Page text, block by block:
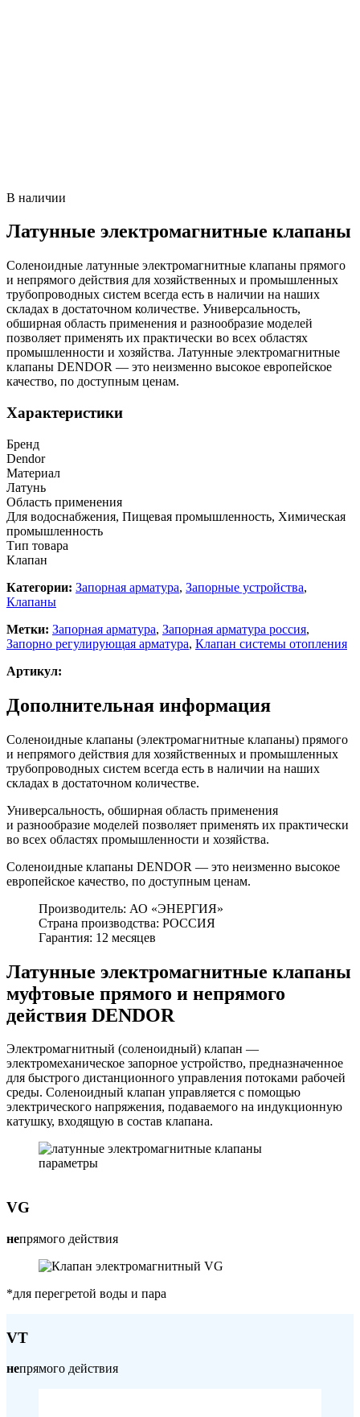
В наличии
Латунные электромагнитные клапаны
Соленоидные латунные электромагнитные клапаны прямого
и непрямого действия для хозяйственных и промышленных
трубопроводных систем всегда есть в наличии на наших
складах в достаточном количестве. Универсальность,
обширная область применения и разнообразие моделей
позволяет применять их практически во всех областях
промышленности и хозяйства. Латунные электромагнитные
клапаны DENDOR — это неизменно высокое европейское
качество, по доступным ценам.
Характеристики
Бренд
Dendor
Материал
Латунь
Область применения
Для водоснабжения, Пищевая промышленность, Химическая
промышленность
Тип товара
Клапан
Категории: Запорная арматура, Запорные устройства,
Клапаны
Метки: Запорная арматура, Запорная арматура россия,
Запорно регулирующая арматура, Клапан системы отопления
Артикул:
Дополнительная информация
Соленоидные клапаны (электромагнитные клапаны) прямого
и непрямого действия для хозяйственных и промышленных
трубопроводных систем всегда есть в наличии на наших
складах в достаточном количестве.
Универсальность, обширная область применения
и разнообразие моделей позволяет применять их практически
во всех областях промышленности и хозяйства.
Соленоидные клапаны DENDOR — это неизменно высокое
европейское качество, по доступным ценам.
Производитель: АО «ЭНЕРГИЯ»
Страна производства: РОССИЯ
Гарантия: 12 месяцев
Латунные электромагнитные клапаны
муфтовые прямого и непрямого
действия DENDOR
Электромагнитный (соленоидный) клапан —
электромеханическое запорное устройство, предназначенное
для быстрого дистанционного управления потоками рабочей
среды. Соленоидный клапан управляется с помощью
электрического напряжения, подаваемого на индукционную
катушку, входящую в состав клапана.
VG
непрямого действия
*для перегретой воды и пара
VT
непрямого действия